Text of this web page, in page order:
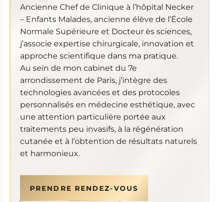
Ancienne Chef de Clinique à l’hôpital Necker
– Enfants Malades, ancienne élève de l’École
Normale Supérieure et Docteur ès sciences,
j’associe expertise chirurgicale, innovation et
approche scientifique dans ma pratique.
Au sein de mon cabinet du 7e
arrondissement de Paris, j’intègre des
technologies avancées et des protocoles
personnalisés en médecine esthétique, avec
une attention particulière portée aux
traitements peu invasifs, à la régénération
cutanée et à l’obtention de résultats naturels
et harmonieux.
PRENDRE RENDEZ-VOUS